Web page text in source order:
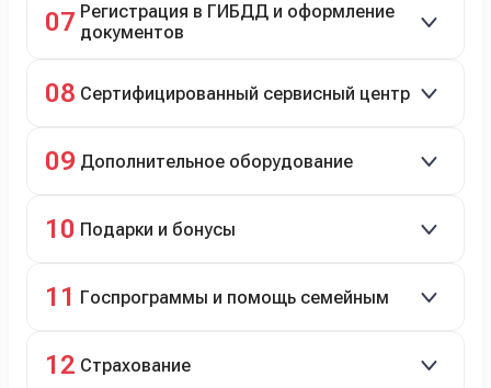
07 Регистрация в ГИБДД и оформление
документов
08 Сертифицированный сервисный центр
технический ремонт.
09 Дополнительное оборудование
10 Подарки и бонусы
программе лояльности.
11 Госпрограммы и помощь семейным
12 Страхование